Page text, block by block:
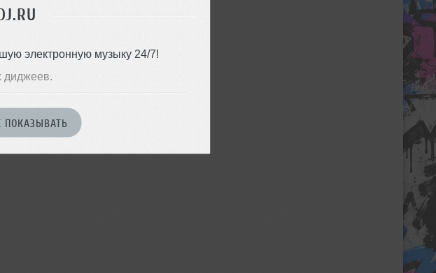
электронную музыку 24/7!
ПОКАЗЫВАТЬ